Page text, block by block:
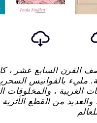
القرن السابع عشر ،
مليء بالفوانيس
الغريبة ،
والعديد من القطع